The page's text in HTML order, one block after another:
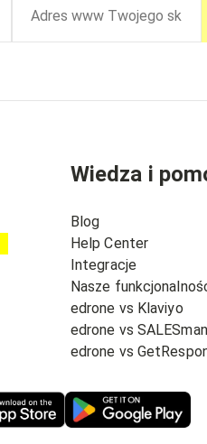
Wiedza i
Blog
Help Center
Integracje
Nasze
edrone vs Klaviyo
edrone vs
edrone vs